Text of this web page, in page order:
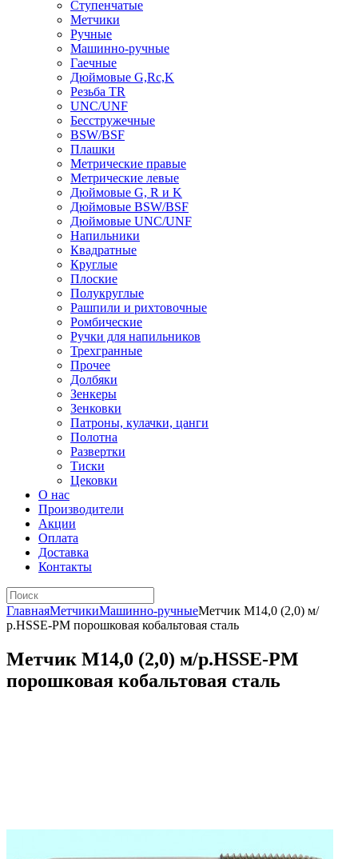
Ступенчатые
Метчики
Ручные
Машинно-ручные
Гаечные
Дюймовые G,Rc,K
Резьба TR
UNC/UNF
Бесстружечные
BSW/BSF
Плашки
Метрические правые
Метрические левые
Дюймовые G, R и K
Дюймовые BSW/BSF
Дюймовые UNC/UNF
Напильники
Квадратные
Круглые
Плоские
Полукруглые
Рашпили и рихтовочные
Ромбические
Ручки для напильников
Трехгранные
Прочее
Долбяки
Зенкеры
Зенковки
Патроны, кулачки, цанги
Полотна
Развертки
Тиски
Цековки
О нас
Производители
Акции
Оплата
Доставка
Контакты
ГлавнаяМетчикиМашинно-ручныеМетчик М14,0 (2,0) м/
р.HSSE-PM порошковая кобальтовая сталь
Метчик М14,0 (2,0) м/р.HSSE-PM
порошковая кобальтовая сталь